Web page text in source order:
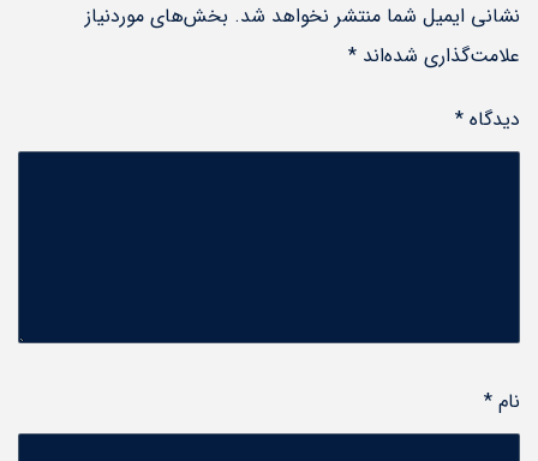
نشانی ایمیل شما منتشر نخواهد شد. بخش‌های موردنیاز
علامت‌گذاری شده‌اند *
دیدگاه *
نام *